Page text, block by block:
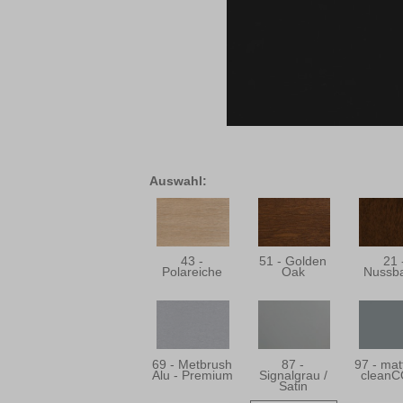
Auswahl:
43 -
Polareiche
51 - Golden
Oak
21
69 - Metbrush
Alu - Premium
87 -
Signalgrau /
Satin
97 -